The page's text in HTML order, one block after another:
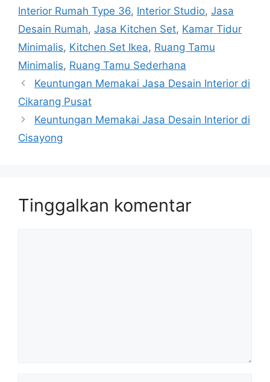
Interior Rumah Type 36, Interior Studio, Jasa
Desain Rumah, Jasa Kitchen Set, Kamar Tidur
Minimalis, Kitchen Set Ikea, Ruang Tamu
Minimalis, Ruang Tamu Sederhana
Keuntungan Memakai Jasa Desain Interior di
Cikarang Pusat
Keuntungan Memakai Jasa Desain Interior di
Cisayong
Tinggalkan komentar